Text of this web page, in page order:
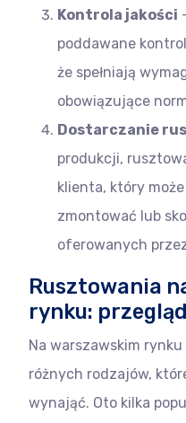
Kontrola jakości
poddawane
że spełniają
obowiązujące
Dostarczanie
produkcji,
klienta, który
zmontować lub
oferowanych
Rusztowania
rynku:
Na warszawskim rynku
różnych rodzajów,
wynająć. Oto kilka